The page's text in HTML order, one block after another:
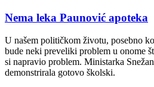
Nema leka Paunović apoteka
U našem političkom životu, posebno
bude neki preveliki problem u onome
si napravio problem. Ministarka
demonstrirala gotovo školski.